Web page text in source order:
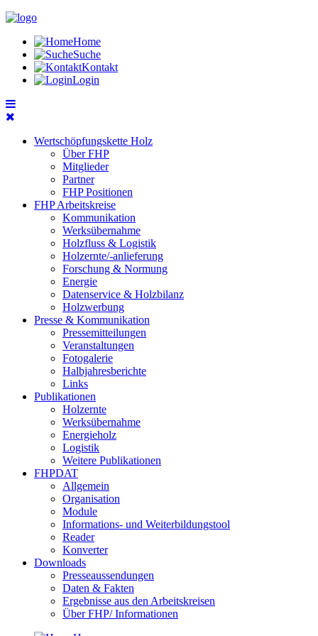
Home
Suche
Kontakt
Login
Wertschöpfungskette Holz
Über FHP
Mitglieder
Partner
FHP Positionen
FHP Arbeitskreise
Kommunikation
Werksübernahme
Holzfluss & Logistik
Holzernte/-anlieferung
Forschung & Normung
Energie
Datenservice & Holzbilanz
Holzwerbung
Presse & Kommunikation
Pressemitteilungen
Veranstaltungen
Fotogalerie
Halbjahresberichte
Links
Publikationen
Holzernte
Werksübernahme
Energieholz
Logistik
Weitere Publikationen
FHPDAT
Allgemein
Organisation
Module
Informations- und Weiterbildungstool
Reader
Konverter
Downloads
Presseaussendungen
Daten & Fakten
Ergebnisse aus den Arbeitskreisen
Über FHP/ Informationen